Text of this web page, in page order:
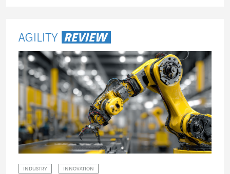
INDUSTRY INNOVATION